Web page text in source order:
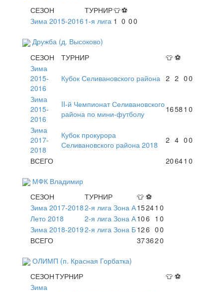
СЕЗОН
ТУРНИР👕⚽
Зима 2015-2016 1-я лига 1 0 00
Дружба (д. Высоково)
СЕЗОН
ТУРНИР 👕 ⚽
Зима
2015-
2016
Кубок Селивановского района 2 2 00
Зима
2015-
2016
II-й Чемпионат Селивановского
района по мини-футболу
1658 1 0
Зима
2017-
2018
Кубок прокурора
Селивановского района 2018
2 4 00
ВСЕГО 20641 0
МФК Владимир
СЕЗОН
ТУРНИР 👕 ⚽
Зима 2017-20182-я лига Зона А15241 0
Лето 2018
2-я лига Зона А106 1 0
Зима 2018-20192-я лига Зона Б126 00
ВСЕГО
373620
ОЛИМП (п. Красная Горбатка)
СЕЗОНТУРНИР 👕 ⚽
Зима